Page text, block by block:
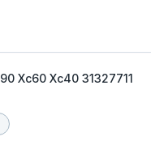
Xc60 Xc40 31327711